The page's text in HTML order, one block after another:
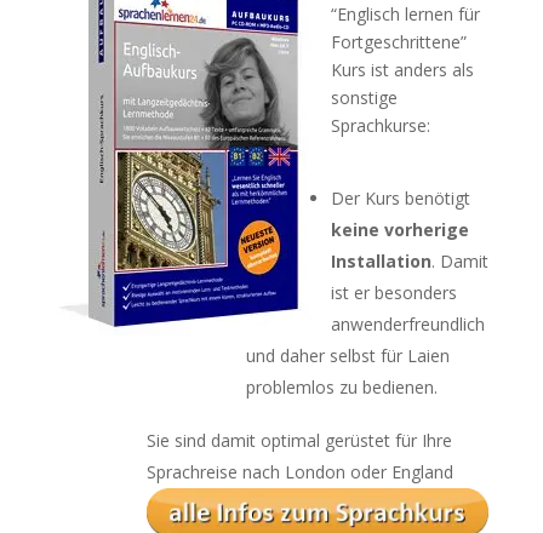
“Englisch lernen für
Fortgeschrittene”
Kurs ist anders als
sonstige
Sprachkurse:
Der Kurs benötigt
keine vorherige
Installation. Damit
ist er besonders
anwenderfreundlich
und daher selbst für Laien
problemlos zu bedienen.
Sie sind damit optimal gerüstet für Ihre
Sprachreise nach London oder England